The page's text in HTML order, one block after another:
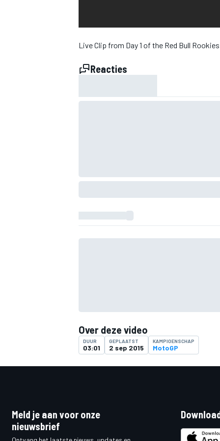
INDYCAR
Live Clip from Day 1 of the Red Bull
Reacties
Over deze video
DUUR
03:01
GEPLAATST
2 sep 2015
KAMPIOENSCHAP
MotoGP
Meld je aan voor onze
nieuwsbrief